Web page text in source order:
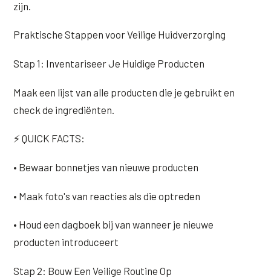
zijn.
Praktische Stappen voor Veilige Huidverzorging
Stap 1: Inventariseer Je Huidige Producten
Maak een lijst van alle producten die je gebruikt en
check de ingrediënten.
⚡ QUICK FACTS:
• Bewaar bonnetjes van nieuwe producten
• Maak foto's van reacties als die optreden
• Houd een dagboek bij van wanneer je nieuwe
producten introduceert
Stap 2: Bouw Een Veilige Routine Op